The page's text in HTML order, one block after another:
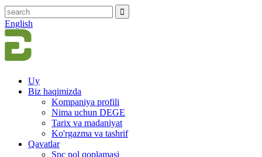
English
Uy
Biz haqimizda
Kompaniya profili
Nima uchun DEGE
Tarix va madaniyat
Ko'rgazma va tashrif
Qavatlar
Spc pol qoplamasi